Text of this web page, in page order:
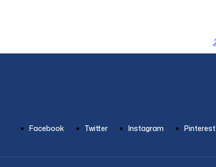
Facebook Twitter Instagram Pinterest